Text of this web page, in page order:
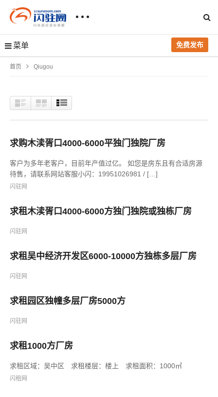
菜单 免费发布
首页 Qiugou
求购木渎胥口4000-6000平独门独院厂房
客户为多年老客户，目前年产值过亿。 如您是房东且有合适房源
待售，请联系网站客服小闪：19951026981 / […]
闪驻网
求租木渎胥口4000-6000方独门独院或独栋厂房
闪驻网
求租吴中经济开发区6000-10000方独栋多层厂房
闪驻网
求租园区独幢多层厂房5000方
闪驻网
求租1000方厂房
求租区域：吴中区 求租楼层：楼上 求租面积：1000㎡
闪租网